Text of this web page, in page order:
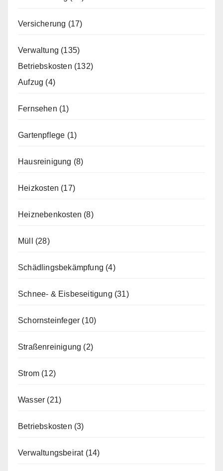
Versicherung (17)
Verwaltung (135)
Betriebskosten (132)
Aufzug (4)
Fernsehen (1)
Gartenpflege (1)
Hausreinigung (8)
Heizkosten (17)
Heiznebenkosten (8)
Müll (28)
Schädlingsbekämpfung (4)
Schnee- & Eisbeseitigung (31)
Schornsteinfeger (10)
Straßenreinigung (2)
Strom (12)
Wasser (21)
Betriebskosten (3)
Verwaltungsbeirat(14)